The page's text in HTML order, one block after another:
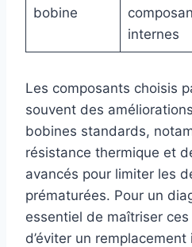
bobine
internes
Les composants choisis
souvent des
bobines standards,
résistance thermique et
avancés pour limiter les
prématurées. Pour un
essentiel de maîtriser
d’éviter un